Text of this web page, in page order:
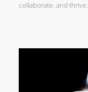
collaborate, and thrive.